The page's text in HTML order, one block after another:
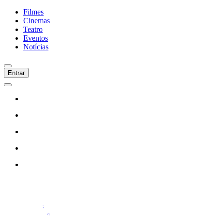
Filmes
Cinemas
Teatro
Eventos
Notícias
Entrar
Filmes
Cinemas